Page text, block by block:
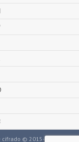
© 2015-2026.